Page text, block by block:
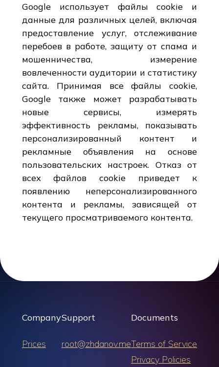
Google использует файлы cookie и
данные для различных целей, включая
предоставление услуг, отслеживание
перебоев в работе, защиту от спама и
мошенничества, измерение
вовлеченности аудитории и статистику
сайта. Принимая все файлы cookie,
Google также может разрабатывать
новые сервисы, измерять
эффективность рекламы, показывать
персонализированный контент и
рекламные объявления на основе
пользовательских настроек. Отказ от
всех файлов cookie приведет к
появлению неперсонализированного
контента и рекламы, зависящей от
текущего просматриваемого контента.
Company
Prices
Support
root@zhdanov.me
Documents
Terms of Service
Privacy Policies